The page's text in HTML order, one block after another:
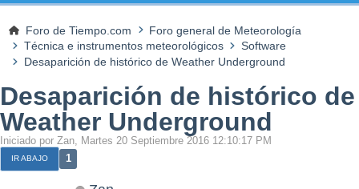
Foro de Tiempo.com
Foro general de Meteorología
Técnica e instrumentos meteorológicos
Software
Desaparición de histórico de Weather Underground
Desaparición de histórico de
Weather Underground
Iniciado por Zan, Martes 20 Septiembre 2016 12:10:17 PM
IR ABAJO 1